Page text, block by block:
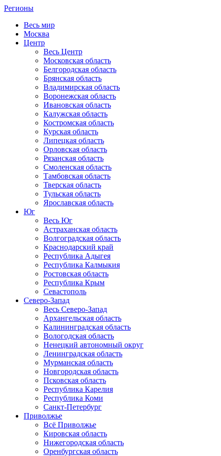
Регионы
Весь мир
Москва
Центр
Весь Центр
Московская область
Белгородская область
Брянская область
Владимирская область
Воронежская область
Ивановская область
Калужская область
Костромская область
Курская область
Липецкая область
Орловская область
Рязанская область
Смоленская область
Тамбовская область
Тверская область
Тульская область
Ярославская область
Юг
Весь Юг
Астраханская область
Волгоградская область
Краснодарский край
Республика Адыгея
Республика Калмыкия
Ростовская область
Республика Крым
Севастополь
Северо-Запад
Весь Северо-Запад
Архангельская область
Калининградская область
Вологодская область
Ненецкий автономный округ
Ленинградская область
Мурманская область
Новгородская область
Псковская область
Республика Карелия
Республика Коми
Санкт-Петербург
Приволжье
Всё Приволжье
Кировская область
Нижегородская область
Оренбургская область